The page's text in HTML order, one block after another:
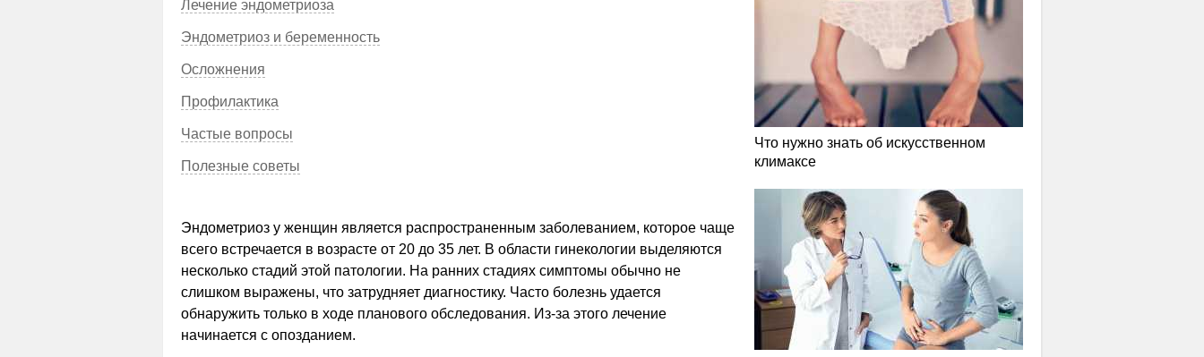
Лечение эндометриоза
Эндометриоз и беременность
Осложнения
Профилактика
Частые вопросы
Полезные советы
Эндометриоз у женщин является распространенным заболеванием, которое чаще
всего встречается в возрасте от 20 до 35 лет. В области гинекологии выделяются
несколько стадий этой патологии. На ранних стадиях симптомы обычно не
слишком выражены, что затрудняет диагностику. Часто болезнь удается
обнаружить только в ходе планового обследования. Из-за этого лечение
начинается с опозданием.
Что нужно знать об искусственном
климаксе